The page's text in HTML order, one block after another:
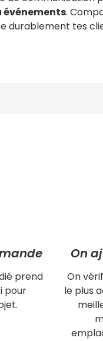
événements.
durablement tes
prend
pour
On
On
le plus